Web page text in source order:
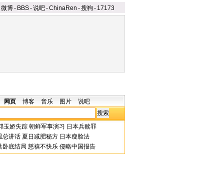
微博- BBS-说吧-ChinaRen -搜狗 - 17173
网页 博客 音乐 图片 说吧
玉娇失踪 朝鲜军事演习 日本兵赎罪
总讲话 夏日减肥秘方 日本瘦脸法
卧底结局 慈禧不快乐 侵略中国报告